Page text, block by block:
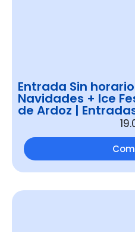
Entrada Sin
Navidades + Ice
de Ardoz |